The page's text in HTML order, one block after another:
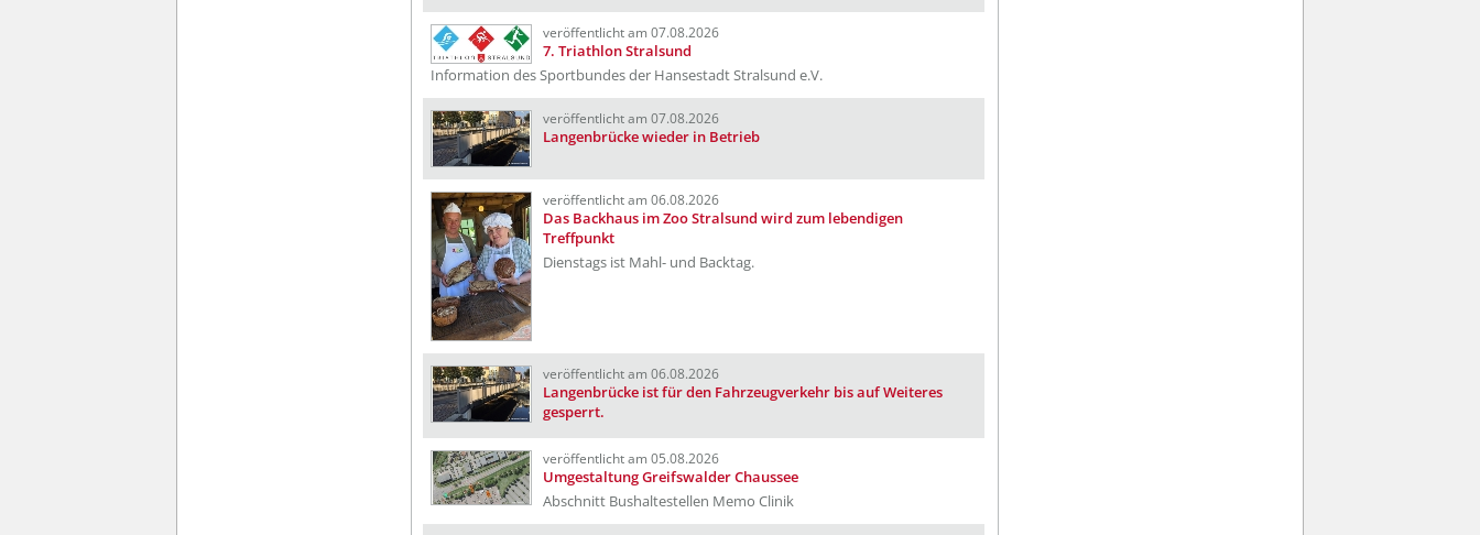
veröffentlicht am 07.08.2026
7. Triathlon Stralsund
Information des Sportbundes der Hansestadt Stralsund e.V.
veröffentlicht am 07.08.2026
Langenbrücke wieder in Betrieb
veröffentlicht am 06.08.2026
Das Backhaus im Zoo Stralsund wird zum lebendigen
Treffpunkt
Dienstags ist Mahl- und Backtag.
veröffentlicht am 06.08.2026
Langenbrücke ist für den Fahrzeugverkehr bis auf Weiteres
gesperrt.
veröffentlicht am 05.08.2026
Umgestaltung Greifswalder Chaussee
Abschnitt Bushaltestellen Memo Clinik